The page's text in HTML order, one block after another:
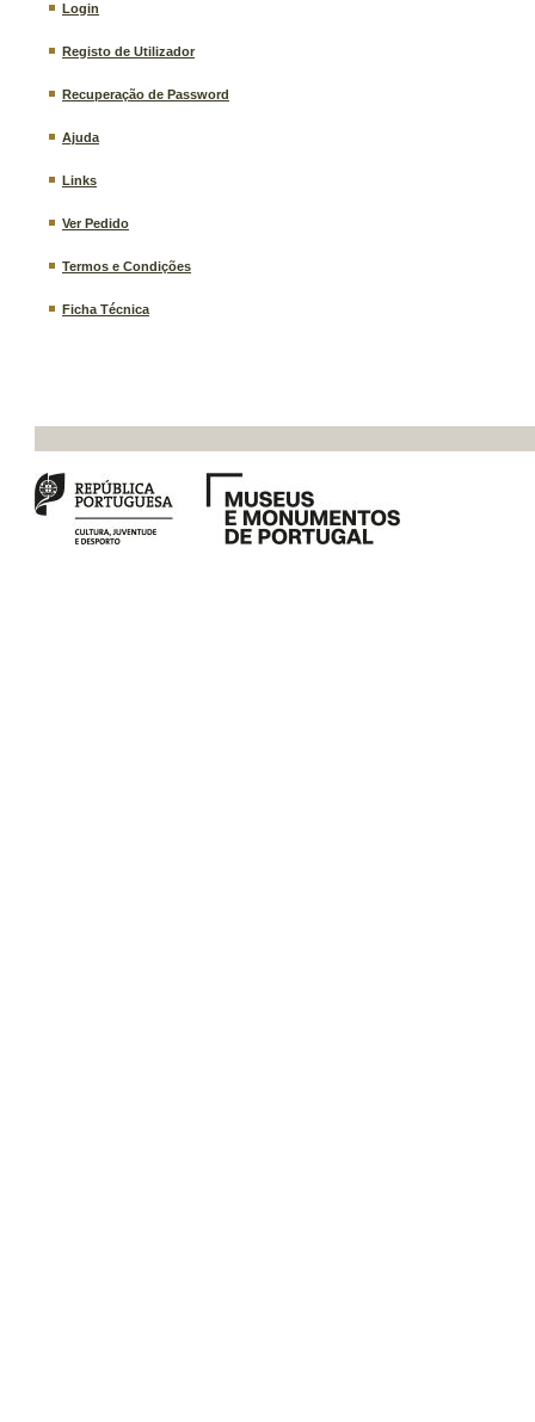
Login
Registo de Utilizador
Recuperação de Password
Ajuda
Links
Ver Pedido
Termos e Condições
Ficha Técnica